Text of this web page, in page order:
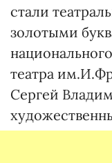
стали
золотыми
театра
Сергей